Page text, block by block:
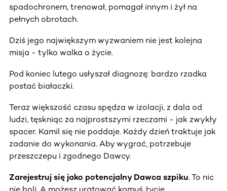
spadochronem, trenował, pomagał innym i żył na
pełnych obrotach.
Dziś jego największym wyzwaniem nie jest kolejna
misja - tylko walka o życie.
Pod koniec lutego usłyszał diagnozę: bardzo rzadka
postać białaczki.
Teraz większość czasu spędza w izolacji, z dala od
ludzi, tęskniąc za najprostszymi rzeczami - jak zwykły
spacer. Kamil się nie poddaje. Każdy dzień traktuje jak
zadanie do wykonania. Aby wygrać, potrzebuje
przeszczepu i zgodnego Dawcy.
Zarejestruj się jako potencjalny Dawca szpiku. To nic
nie boli. A możesz uratować komuś życie.